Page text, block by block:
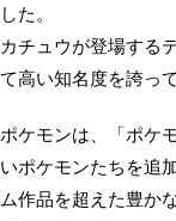
た。
チュウが登場する
高い知名度を誇って
ケモンは、「ポケ
ポケモンたちを追
作品を超えた豊か